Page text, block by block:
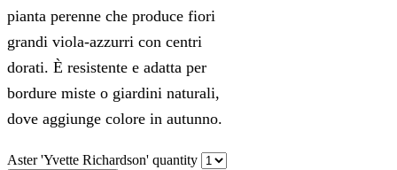
pianta perenne che produce fiori
grandi viola-azzurri con centri
dorati. È resistente e adatta per
bordure miste o giardini naturali,
dove aggiunge colore in autunno.
Aster 'Yvette Richardson' quantity